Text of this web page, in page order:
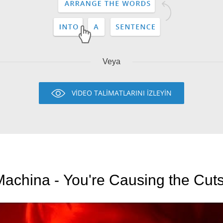
Veya
VİDEO TALİMATLARINI İZLEYİN
- You're Causing the